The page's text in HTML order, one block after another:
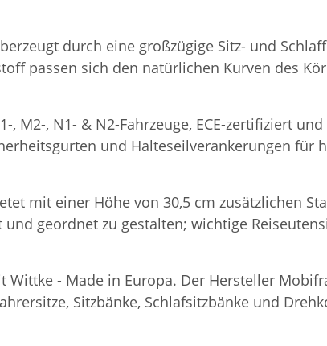
durch eine großzügige Sitz- und
passen sich den natürlichen Kurven des
, M2-, N1- & N2-Fahrzeuge, ECE-zertifiziert
und Halteseilverankerungen für
mit einer Höhe von 30,5 cm zusätzlichen
geordnet zu gestalten; wichtige
Wittke - Made in Europa. Der Hersteller
Sitzbänke, Schlafsitzbänke und